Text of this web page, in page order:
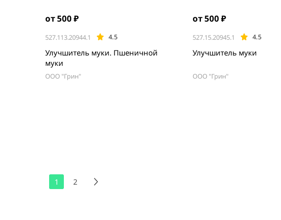
от 500 ₽
527.113.20944.1 4.5
Улучшитель муки. Пшеничной
муки
ООО "Грин"
от 500 ₽
527.15.20945.1 4.5
Улучшитель муки
ООО "Грин"
1 2